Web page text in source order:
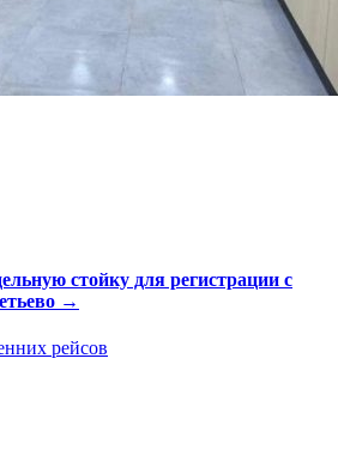
стойку для регистрации с
→
рейсов